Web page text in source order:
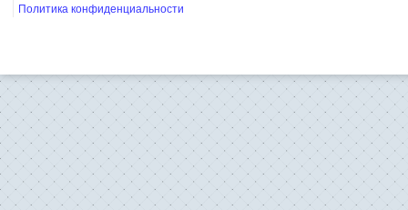
Политика конфиденциальности